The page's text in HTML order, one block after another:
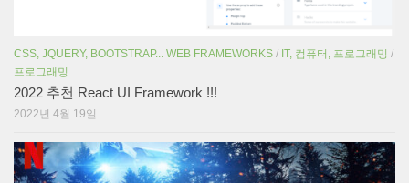
CSS, JQUERY, BOOTSTRAP... WEB FRAMEWORKS / IT, 컴퓨터, 프로그래밍 /
프로그래밍
2022 추천 React UI Framework !!!
2022년 4월 19일